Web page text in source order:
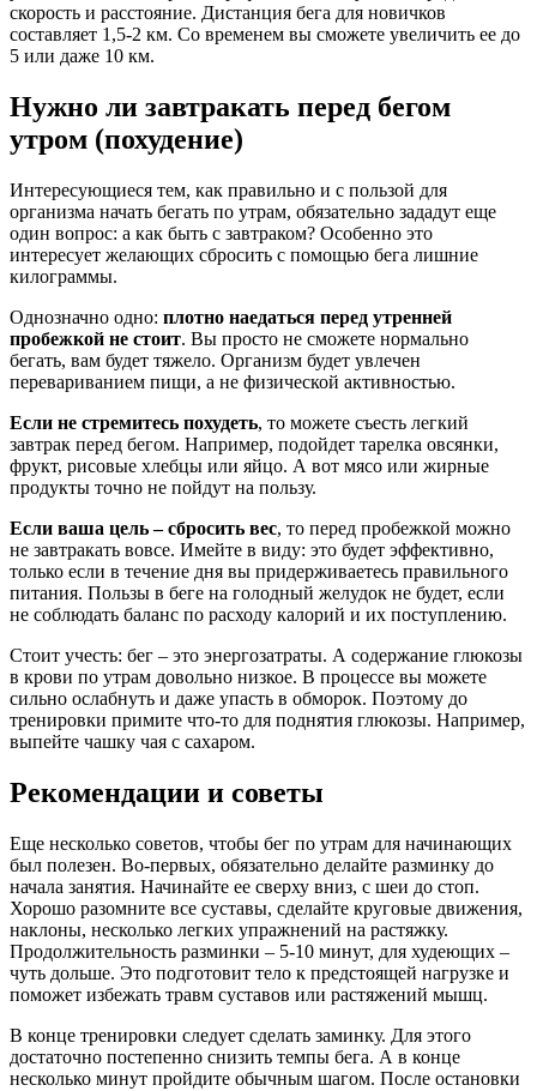
скорость и расстояние. Дистанция бега для новичков
составляет 1,5-2 км. Со временем вы сможете увеличить ее до
5 или даже 10 км.
Нужно ли завтракать перед бегом
утром (похудение)
Интересующиеся тем, как правильно и с пользой для
организма начать бегать по утрам, обязательно зададут еще
один вопрос: а как быть с завтраком? Особенно это
интересует желающих сбросить с помощью бега лишние
килограммы.
Однозначно одно: плотно наедаться перед утренней
пробежкой не стоит. Вы просто не сможете нормально
бегать, вам будет тяжело. Организм будет увлечен
перевариванием пищи, а не физической активностью.
Если не стремитесь похудеть, то можете съесть легкий
завтрак перед бегом. Например, подойдет тарелка овсянки,
фрукт, рисовые хлебцы или яйцо. А вот мясо или жирные
продукты точно не пойдут на пользу.
Если ваша цель – сбросить вес, то перед пробежкой можно
не завтракать вовсе. Имейте в виду: это будет эффективно,
только если в течение дня вы придерживаетесь правильного
питания. Пользы в беге на голодный желудок не будет, если
не соблюдать баланс по расходу калорий и их поступлению.
Стоит учесть: бег – это энергозатраты. А содержание глюкозы
в крови по утрам довольно низкое. В процессе вы можете
сильно ослабнуть и даже упасть в обморок. Поэтому до
тренировки примите что-то для поднятия глюкозы. Например,
выпейте чашку чая с сахаром.
Рекомендации и советы
Еще несколько советов, чтобы бег по утрам для начинающих
был полезен. Во-первых, обязательно делайте разминку до
начала занятия. Начинайте ее сверху вниз, с шеи до стоп.
Хорошо разомните все суставы, сделайте круговые движения,
наклоны, несколько легких упражнений на растяжку.
Продолжительность разминки – 5-10 минут, для худеющих –
чуть дольше. Это подготовит тело к предстоящей нагрузке и
поможет избежать травм суставов или растяжений мышц.
В конце тренировки следует сделать заминку. Для этого
достаточно постепенно снизить темпы бега. А в конце
несколько минут пройдите обычным шагом. После остановки